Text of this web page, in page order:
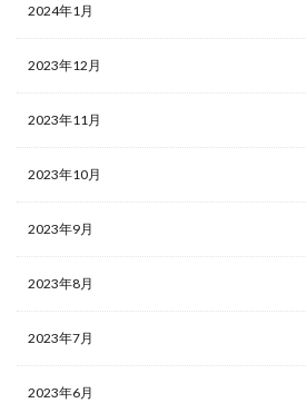
2024年1月
2023年12月
2023年11月
2023年10月
2023年9月
2023年8月
2023年7月
2023年6月